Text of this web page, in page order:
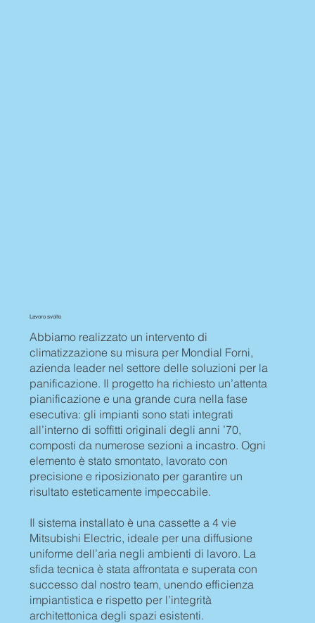
Lavoro svolto
Abbiamo realizzato un intervento di
climatizzazione su misura per Mondial Forni,
azienda leader nel settore delle soluzioni per la
panificazione. Il progetto ha richiesto un’attenta
pianificazione e una grande cura nella fase
esecutiva: gli impianti sono stati integrati
all’interno di soffitti originali degli anni ’70,
composti da numerose sezioni a incastro. Ogni
elemento è stato smontato, lavorato con
precisione e riposizionato per garantire un
risultato esteticamente impeccabile.
Il sistema installato è una cassette a 4 vie
Mitsubishi Electric, ideale per una diffusione
uniforme dell’aria negli ambienti di lavoro. La
sfida tecnica è stata affrontata e superata con
successo dal nostro team, unendo efficienza
impiantistica e rispetto per l’integrità
architettonica degli spazi esistenti.